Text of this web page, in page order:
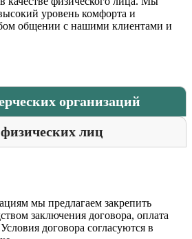
уровень комфорта и
общении с нашими клиентами и
организаций
лиц
мы предлагаем закрепить
заключения договора, оплата
договора согласуются в